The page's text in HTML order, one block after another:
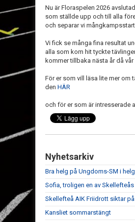
Nu är Floraspelen 2026
som ställde upp och till alla
och separar vi
Vi fick se många fina resultat
alla som kom hit tyckte
kommer tillbaka nästa år då
För er som vill läsa lite mer om
den HÄR
och för er som är intresserade
Nyhetsarkiv
Bra helg på Ungdoms-SM i
Sofia, troligen en av
Skellefteå AIK Friidrott siktar
Kansliet sommarstängt